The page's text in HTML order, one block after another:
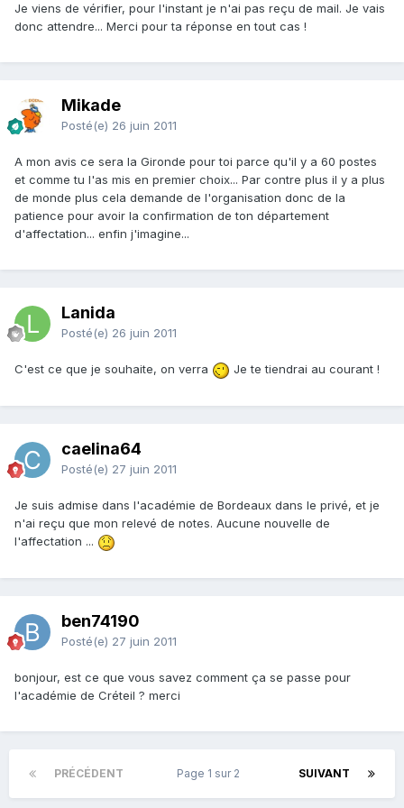
Je viens de vérifier, pour l'instant je n'ai pas reçu de mail. Je vais
donc attendre... Merci pour ta réponse en tout cas !
Mikade
Posté(e) 26 juin 2011
A mon avis ce sera la Gironde pour toi parce qu'il y a 60 postes
et comme tu l'as mis en premier choix... Par contre plus il y a plus
de monde plus cela demande de l'organisation donc de la
patience pour avoir la confirmation de ton département
d'affectation... enfin j'imagine...
Lanida
Posté(e) 26 juin 2011
C'est ce que je souhaite, on verra Je te tiendrai au courant !
caelina64
Posté(e) 27 juin 2011
Je suis admise dans l'académie de Bordeaux dans le privé, et je
n'ai reçu que mon relevé de notes. Aucune nouvelle de
l'affectation ...
ben74190
Posté(e) 27 juin 2011
bonjour, est ce que vous savez comment ça se passe pour
l'académie de Créteil ? merci
PRÉCÉDENT SUIVANT
Page 1 sur 2